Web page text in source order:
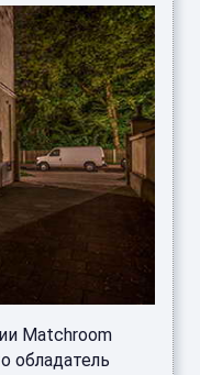
Matchroom
обладатель